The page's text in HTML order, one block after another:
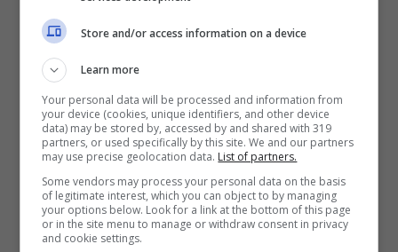
Il vero nome del due volte campione del
ovvio che questa ultima parola rimandi alla
memoria il nome diBrahim Diaz, che ha
vinto lo Scudetto con ilMilan, per il quale
ha giocato dal 2020 al 2023, prima di
trasferirsi alReal Madrid. Tornando al due
volte campione della F1, nacque il 29 luglio
Store and/or access information on a device
Learn more
Your personal data will be processed and information from
your device (cookies, unique identifiers, and other device
data) may be stored by, accessed by and shared with 319
partners, or used specifically by this site. We and our partners
may use precise geolocation data. List of partners.
Some vendors may process your personal data on the basis
of legitimate interest, which you can object to by managing
your options below. Look for a link at the bottom of this page
or in the site menu to manage or withdraw consent in privacy
and cookie settings.